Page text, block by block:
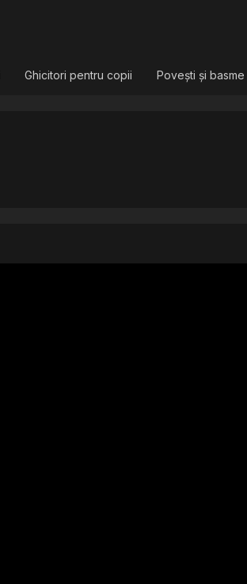
Ghicitori pentru copii Povești și